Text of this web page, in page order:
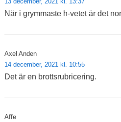
När i grymmaste h-vetet är det
Axel Anden
14 december, 2021 kl. 10:55
Det är en brottsrubricering.
Affe